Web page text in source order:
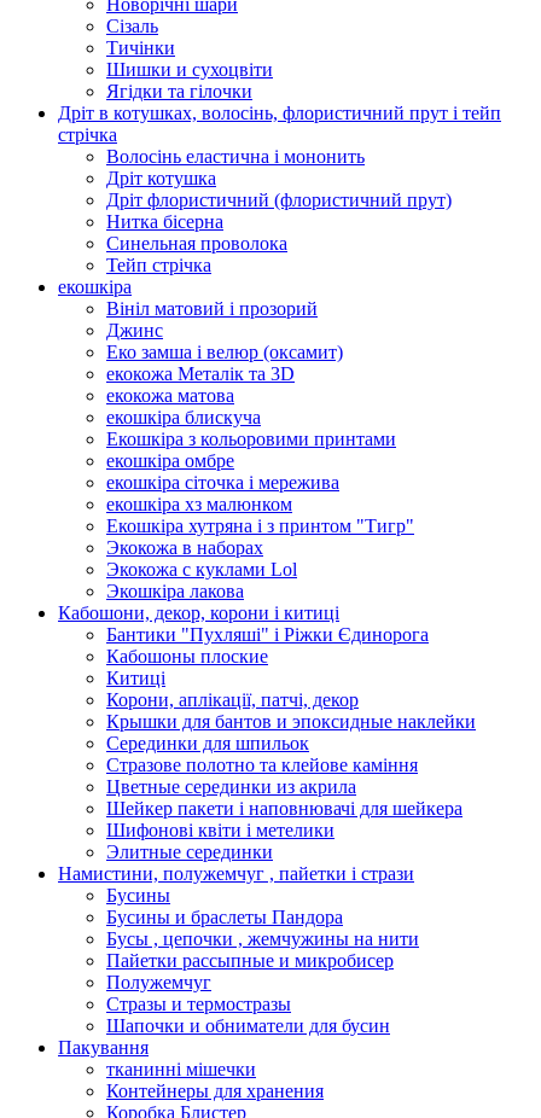
Новорічні шари
Сізаль
Тичінки
Шишки и сухоцвіти
Ягідки та гілочки
Дріт в котушках, волосінь, флористичний прут і тейп
стрічка
Волосінь еластична і мононить
Дріт котушка
Дріт флористичний (флористичний прут)
Нитка бісерна
Синельная проволока
Тейп стрічка
екошкіра
Вініл матовий і прозорий
Джинс
Еко замша і велюр (оксамит)
екокожа Металік та 3D
екокожа матова
екошкіра блискуча
Екошкіра з кольоровими принтами
екошкіра омбре
екошкіра сіточка і мережива
екошкіра хз малюнком
Екошкіра хутряна і з принтом "Тигр"
Экокожа в наборах
Экокожа с куклами Lol
Экошкiра лакова
Кабошони, декор, корони і китиці
Бантики "Пухляші" і Ріжки Єдинорога
Кабошоны плоские
Китиці
Корони, аплікації, патчі, декор
Крышки для бантов и эпоксидные наклейки
Серединки для шпильок
Стразове полотно та клейове каміння
Цветные серединки из акрила
Шейкер пакети і наповнювачі для шейкера
Шифонові квіти і метелики
Элитные серединки
Намистини, полужемчуг , пайетки і стрази
Бусины
Бусины и браслеты Пандора
Бусы , цепочки , жемчужины на нити
Пайетки рассыпные и микробисер
Полужемчуг
Стразы и термостразы
Шапочки и обниматели для бусин
Пакування
тканинні мішечки
Контейнеры для хранения
Коробка Блистер